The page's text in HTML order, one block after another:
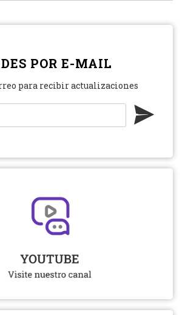
POR E-MAIL
para recibir actualizaciones